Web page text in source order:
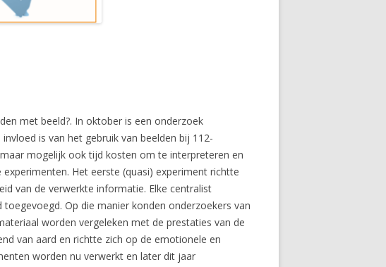
met beeld?. In oktober is een onderzoek
is van het gebruik van beelden bij 112-
mogelijk ook tijd kosten om te interpreteren en
Het eerste (quasi) experiment richtte
van de verwerkte informatie. Elke centralist
Op die manier konden onderzoekers van
worden vergeleken met de prestaties van de
van aard en richtte zich op de emotionele en
worden nu verwerkt en later dit jaar